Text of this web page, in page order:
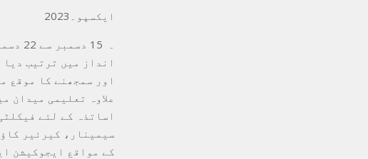
ایکسپو۔2023
۔
انداز میں ترتیب
اور سمجھنے کا موقع
علاوہ تعلیمی میدان
اساتذہ کے لئے
سیمینار، کیرئیر
کے مواقع ایجوکیشن